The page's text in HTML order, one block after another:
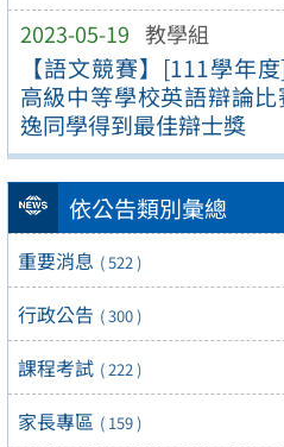
2023-05-19 教學組
【語文競賽】[111學年
高級中等學校英語辯論
逸同學得到最佳辯士獎
依公告類別彙總
重要消息 ( 522 )
行政公告 ( 300 )
課程考試 ( 222 )
家長專區 ( 159 )